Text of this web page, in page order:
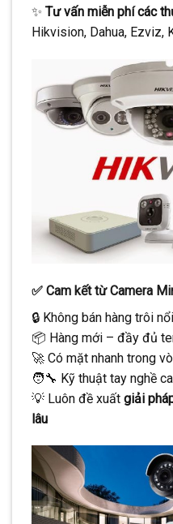
✨ Tư vấn miễn phí các
Hikvision, Dahua, Ezviz,
✅ Cam kết từ Camera
🔒 Không bán hàng trôi
📦 Hàng mới – đầy đủ
🚀 Có mặt nhanh trong
🧑‍🔧 Kỹ thuật tay nghề
💡 Luôn đề xuất giải
lâu